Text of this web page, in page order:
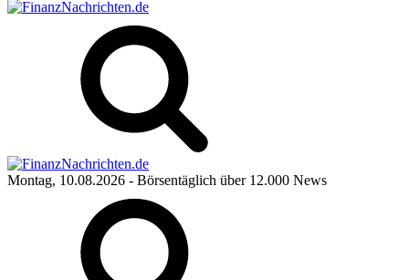
Montag, 10.08.2026 - Börsentäglich über 12.000 News